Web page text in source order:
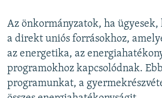
Az önkormányzatok, ha
a direkt uniós forrásokhoz,
az energetika, az
programokhoz kapcsolódnak.
programunkat, a